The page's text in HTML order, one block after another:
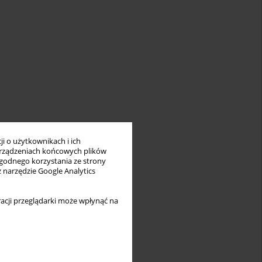
o użytkownikach i ich
końcowych plików
korzystania ze strony
Google Analytics
przeglądarki może wpłynąć na